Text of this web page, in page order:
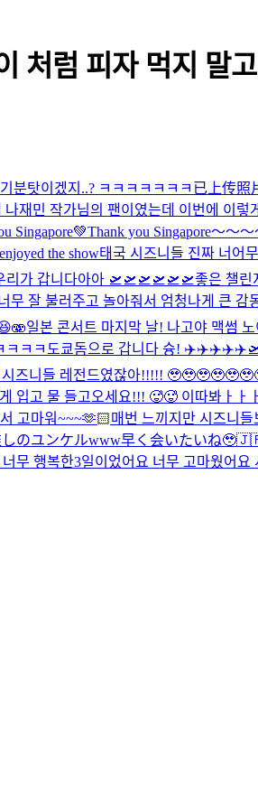
럼 피자 먹지 말
분탓이겠지..? ㅋㅋㅋㅋㅋㅋㅋ 已上传照
나재민 작가님의 팬이였는데 이번에 이
Singapore💚Thank you Singapore～～
the show태국 시즈니들 진짜 너어
리가 갑니다아아 🛫🛫🛫🛫🛫🛫좋은 챌린
무 잘 불러주고 놀아줘서 엄청나게 큰 감
일본 콘서트 마지막 날! 나고야 맥썸
ㅋㅋㅋ 도쿄돔으로 갑니다 슝!
즈니들 레전드였잖아!!!!!
입고 물 들고오세요!!! 🥵🥵 이따봐ㅏㅏㅏ
고마워~~~🫶🏻매번 느끼지만 시즈니
のユンケルwww早く会いたいね
너무 행복한3일이었어요 너무 고마웠어